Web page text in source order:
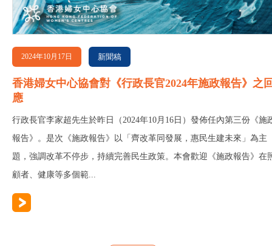
2024年10月17日 新聞稿
香港婦女中心協會對《行政長官2024年施政報告》之
應
行政長官李家超先生於昨日（2024年10月16日）發佈任內第三份《施
報告》。是次《施政報告》以「齊改革同發展，惠民生建未來」為主
題，強調改革不停步，持續完善民生政策。本會歡迎《施政報告》在
顧者、健康等多個範...